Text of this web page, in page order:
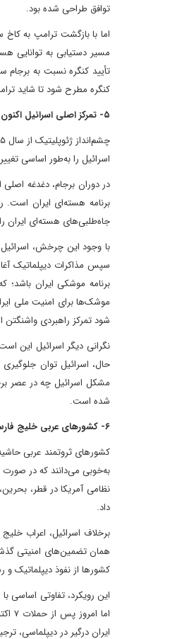
توافق طراحی شده بود.
اما با بازگشت ترامپ به
مسیر دستیابی به توانایی
کنگره مطرح شود تا شاید
۵- تمرکز اصلی اسرائیل اکنون برنامه هسته‌ای ایران است، نه جنگ‌های نیابتی منطقه‌ای
اسرائیل را به‌طور اساسی
در دوران برجام، دغدغه اصلی
برنامه هسته‌ای ایران است.
جاه‌طلبی‌های هسته‌ای ایران
با وجود این چرخش،
سپس مذاکرات دیپلماتیک
برنامه موشکی ایران
موشک‌ها برای امنیت ملی
شود تمرکز راهبردی واشنگتن
نگرانی دیگر اسرائیل این
حال، اسرائیل توان
مشکل اسرائیل چه در عصر
شده است.
۶- کشورهای عربی خلیج فارس توافق را به جنگ ترجیح می‌دهند
کشورهای ثروتمند عربی
به‌خوبی می‌دانند که در صورت
نظامی آمریکا در قطر،
داد.
برخلاف اسرائیل، اعراب
همان تضمین‌های امنیتی
کشورها از نفوذ دیپلماتیک و
ایران درگیر در دیپلماسی،